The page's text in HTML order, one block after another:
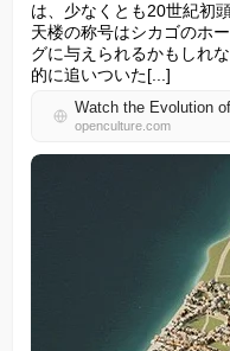
は、少なくとも20世紀初
天楼の称号はシカゴのホ
グに与えられるかもしれ
的に追いついた[...]
openculture.com